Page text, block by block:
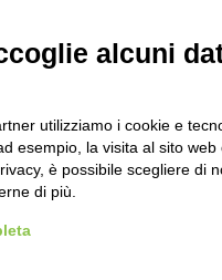
alcuni
utilizziamo i cookie e
esempio, la visita al sito
è possibile scegliere di
di più.